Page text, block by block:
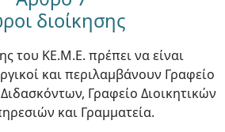
διοίκησης
του ΚΕ.Μ.Ε. πρέπει να είναι
και περιλαμβάνουν Γραφείο
Γραφείο Διοικητικών
και Γραμματεία.